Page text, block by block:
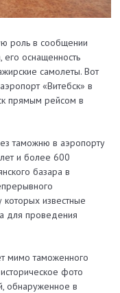
роль в сообщении
оснащенность
самолеты. Вот
«Витебск» в
прямым рейсом в
таможню в аэропорту
и более 600
базара в
известные
для проведения
мимо таможенного
фото
обнаруженное в